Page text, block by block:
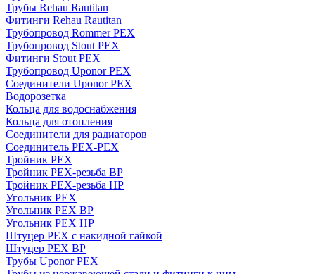
Трубы Rehau Rautitan
Фитинги Rehau Rautitan
Трубопровод Rommer PEX
Трубопровод Stout PEX
Фитинги Stout PEX
Трубопровод Uponor PEX
Соединители Uponor PEX
Водорозетка
Кольца для водоснабжения
Кольца для отопления
Соединители для радиаторов
Соединитель PEX-PEX
Тройник PEX
Тройник PEX-резьба ВР
Тройник PEX-резьба НР
Угольник PEX
Угольник PEX ВР
Угольник PEX НР
Штуцер PEX c накидной гайкой
Штуцер PEX ВР
Трубы Uponor PEX